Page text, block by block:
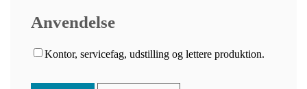
Anvendelse
Kontor, servicefag, udstilling og lettere produktion.